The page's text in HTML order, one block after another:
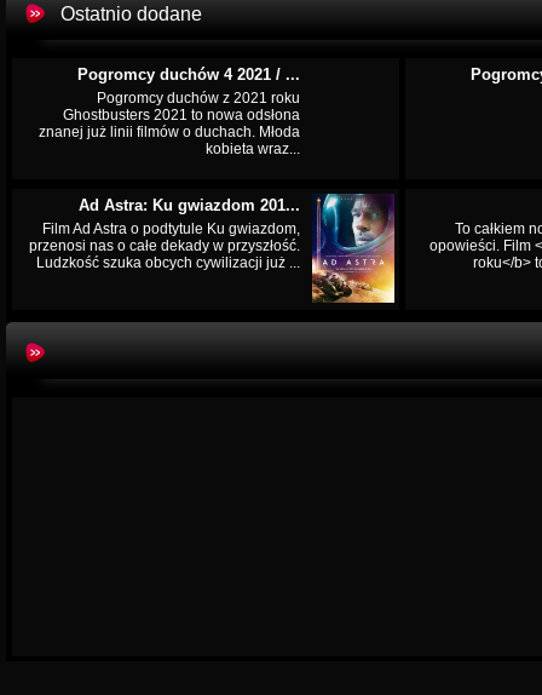
Ostatnio dodane
Pogromcy duchów 4 2021 / ...
Pogromcy duchów z 2021 roku
Ghostbusters 2021 to nowa odsłona
znanej już linii filmów o duchach. Młoda
kobieta wraz...
Ad Astra: Ku gwiazdom 201...
Film Ad Astra o podtytule Ku gwiazdom,
przenosi nas o całe dekady w przyszłość.
Ludzkość szuka obcych cywilizacji już ...
To całkiem
opowieści. Film
roku</b>